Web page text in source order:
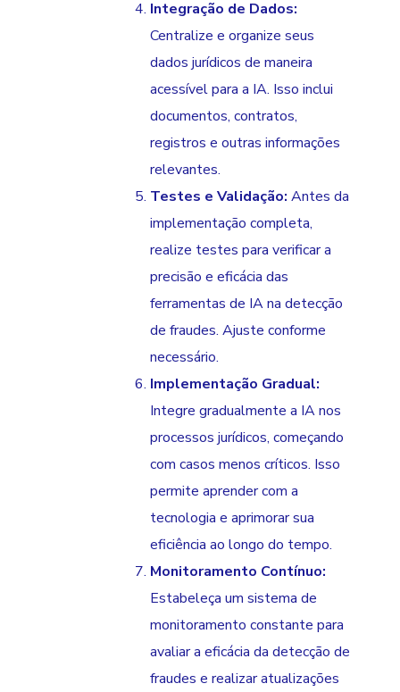
Integração de Dados:
Centralize e organize seus
dados jurídicos de maneira
acessível para a IA. Isso inclui
documentos, contratos,
registros e outras informações
relevantes.
Testes e Validação: Antes da
implementação completa,
realize testes para verificar a
precisão e eficácia das
ferramentas de IA na detecção
de fraudes. Ajuste conforme
necessário.
Implementação Gradual:
Integre gradualmente a IA nos
processos jurídicos, começando
com casos menos críticos. Isso
permite aprender com a
tecnologia e aprimorar sua
eficiência ao longo do tempo.
Monitoramento Contínuo:
Estabeleça um sistema de
monitoramento constante para
avaliar a eficácia da detecção de
fraudes e realizar atualizações